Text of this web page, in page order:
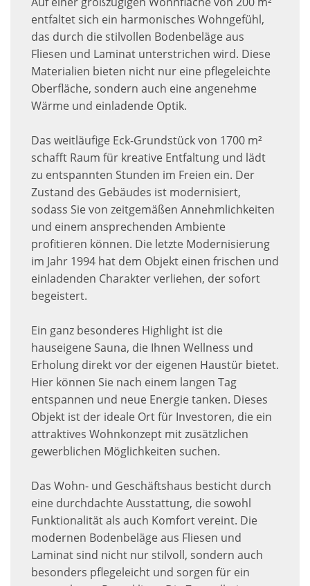
entfaltet sich ein harmonisches Wohngefühl,
das durch die stilvollen Bodenbeläge aus
Fliesen und Laminat unterstrichen wird. Diese
Materialien bieten nicht nur eine pflegeleichte
Oberfläche, sondern auch eine angenehme
Wärme und einladende Optik.
Das weitläufige Eck-Grundstück von 1700 m²
schafft Raum für kreative Entfaltung und lädt
zu entspannten Stunden im Freien ein. Der
Zustand des Gebäudes ist modernisiert,
sodass Sie von zeitgemäßen Annehmlichkeiten
und einem ansprechenden Ambiente
profitieren können. Die letzte Modernisierung
im Jahr 1994 hat dem Objekt einen frischen und
einladenden Charakter verliehen, der sofort
begeistert.
Ein ganz besonderes Highlight ist die
hauseigene Sauna, die Ihnen Wellness und
Erholung direkt vor der eigenen Haustür bietet.
Hier können Sie nach einem langen Tag
entspannen und neue Energie tanken. Dieses
Objekt ist der ideale Ort für Investoren, die ein
attraktives Wohnkonzept mit zusätzlichen
gewerblichen Möglichkeiten suchen.
Das Wohn- und Geschäftshaus besticht durch
eine durchdachte Ausstattung, die sowohl
Funktionalität als auch Komfort vereint. Die
modernen Bodenbeläge aus Fliesen und
Laminat sind nicht nur stilvoll, sondern auch
besonders pflegeleicht und sorgen für ein